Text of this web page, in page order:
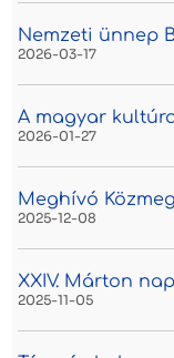
Nemzeti ünnep
2026-03-17
A magyar
2026-01-27
Meghívó
2025-12-08
XXIV. Márton
2025-11-05